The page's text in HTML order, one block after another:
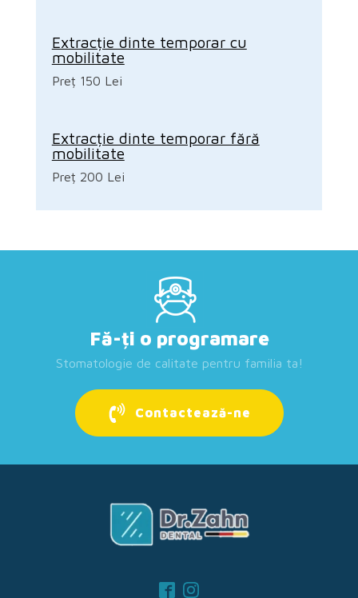
Extracție dinte temporar cu
mobilitate
Preț 150 Lei
Extracție dinte temporar fără
mobilitate
Preț 200 Lei
Fă-ți o programare
Stomatologie de calitate pentru familia ta!
Contactează-ne